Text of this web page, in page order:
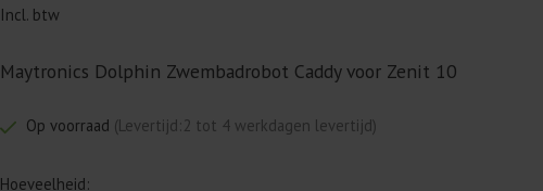
Incl. btw
Maytronics Dolphin Zwembadrobot Caddy voor Zenit 10
Op voorraad (Levertijd:2 tot 4 werkdagen levertijd)
Hoeveelheid: